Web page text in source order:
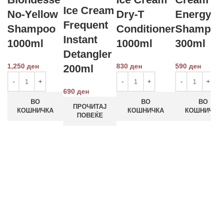
No-Yellow
Shampoo
1000ml
1,250 ден
ВО
КОШНИЧКА
Ice Cream
Frequent
Instant
Detangler
200ml
690 ден
ПРОЧИТАЈ
ПОВЕЌЕ
Dry-T
Conditioner
1000ml
830 ден
ВО
КОШНИЧКА
Energy
300ml
590 ден
ВО